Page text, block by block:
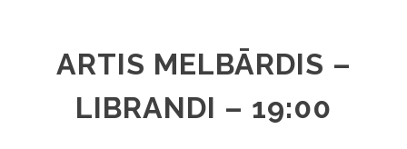
ARTIS MELBĀRDIS –
LIBRANDI – 19:00